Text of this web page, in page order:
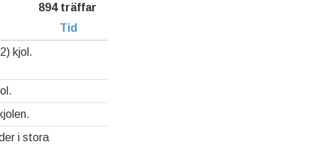
894 träffar
Tid
kjol.
i stora